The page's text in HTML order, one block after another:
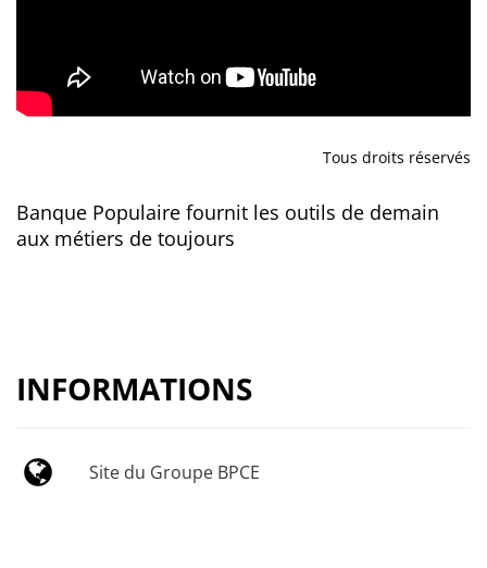
Tous droits réservés
Banque Populaire fournit les outils de demain
aux métiers de toujours
INFORMATIONS
Site du Groupe BPCE